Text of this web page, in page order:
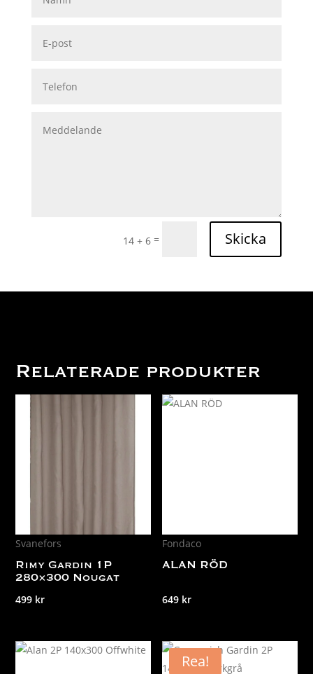
14 + 6 = Skicka
Relaterade produkter
Svanefors
Rimy Gardin 1P
280×300 Nougat
499 kr
Fondaco
ALAN RÖD
649 kr
Rea!